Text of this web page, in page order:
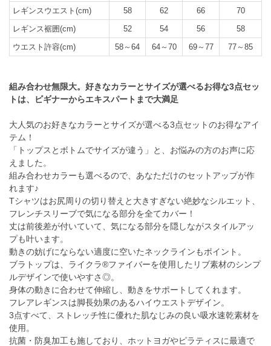
レギンスウエスト(cm) 58 62 66
70
レギンス裾囲(cm)
52 54 56
58
ウエスト許容(cm)
58～64 64～70 69～77 77～85
組み合わせ無限大。好きなカラーとサイズが選べるお得な3点セッ
トは、ビギナーからエキスパートまで大満足
大人気のお好きなカラーとサイズが選べる3点セットのお得なアイ
テム！
「トップスとボトムでサイズが違う」と、お悩みの方のお声に応
えました。
組み合わせカラーも選べるので、あなただけのセットアップが作
れます♪
Tシャツはお尻周りの切り替えと大きすぎない絶妙なシルエット、
フレンチスリーブで気になる部分を全てカバー！
丈は前後差が付いていて、気になる部分を隠しながスタイルアッ
プも叶います。
動きの妨げにならない適度に空いたネックラインもポイント。
ブラトップは、ライクラ®ファイバーを使用したリブ素材のシンプ
ルデザインで使いやすさ◎。
身体の動きに合わせて伸縮し、動きをサポートしてくれます。
フレアレギンスは脚長効果のあるハイウエストデザイン。
3点すべて、ストレッチ性に優れた肌なじみの良い吸水速乾素材を
使用。
抗菌・防臭加工も施しており、ホットヨガやピラティスに最適で